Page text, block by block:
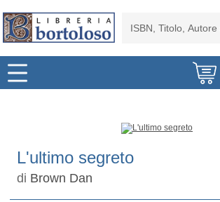
L'ultimo segreto
di Brown Dan